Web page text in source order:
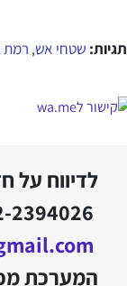
תגיות: שטחי אש, רמת
לדיווח על
המערכת